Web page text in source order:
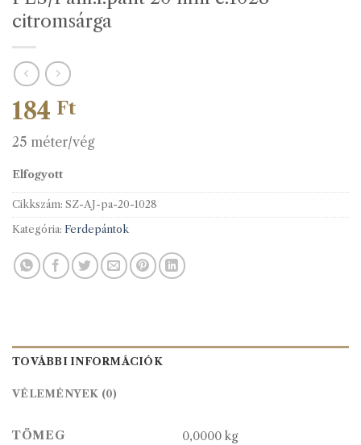
citromsárga
184 Ft
25 méter/vég
Elfogyott
Cikkszám: SZ-AJ-pa-20-1028
Kategória: Ferdepántok
TOVÁBBI INFORMÁCIÓK
VÉLEMÉNYEK (0)
TÖMEG 0,0000 kg